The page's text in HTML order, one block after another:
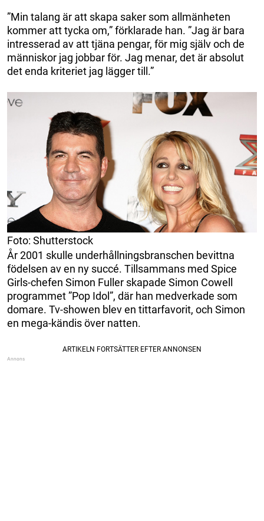
”Min talang är att skapa saker som allmänheten
kommer att tycka om,” förklarade han. ”Jag är bara
intresserad av att tjäna pengar, för mig själv och de
människor jag jobbar för. Jag menar, det är absolut
det enda kriteriet jag lägger till.”
Foto: Shutterstock
År 2001 skulle underhållningsbranschen bevittna
födelsen av en ny succé. Tillsammans med Spice
Girls-chefen Simon Fuller skapade Simon Cowell
programmet ”Pop Idol”, där han medverkade som
domare. Tv-showen blev en tittarfavorit, och Simon
en mega-kändis över natten.